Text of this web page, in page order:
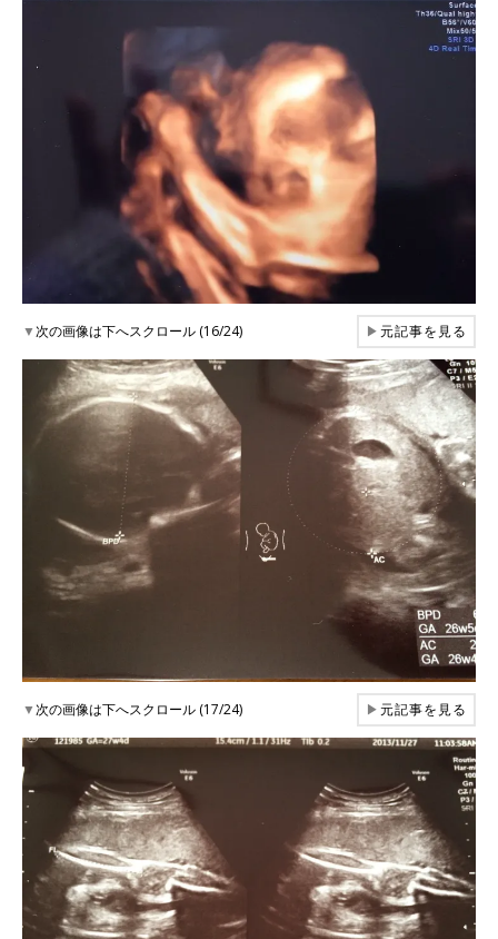
▼次の画像は下へスクロール (16/24) ▶元記事を見る
▼次の画像は下へスクロール (17/24) ▶元記事を見る